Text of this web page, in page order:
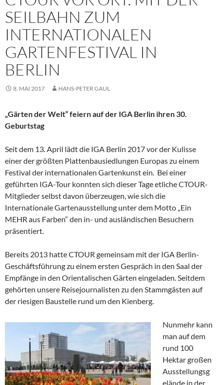
SEILBAHN ZUM
INTERNATIONALEN
GARTENFESTIVAL IN
BERLIN
8. MAI 2017 HANS-PETER GAUL
„Gärten der Welt“ feiern auf der IGA Berlin ihren 30.
Geburtstag
Seit dem 13. April lädt die IGA Berlin 2017 vor der Kulisse
einer der größten Plattenbausiedlungen Europas zu einem
Festival der internationalen Gartenkunst ein. Bei einer
geführten IGA-Tour konnten sich dieser Tage etliche CTOUR-
Mitglieder selbst davon überzeugen, wie sich die
Internationale Gartenausstellung unter dem Motto „Ein
MEHR aus Farben“ den in- und ausländischen Besuchern
präsentiert.
Bereits 2013 hatte CTOUR gemeinsam mit der IGA Berlin-
Geschäftsführung zu einem ersten Gespräch in den Saal der
Empfänge in den Orientalischen Gärten eingeladen. Seitdem
gehörten unsere Reisejournalisten zu den Stammgästen auf
der riesigen Baustelle rund um den Kienberg.
Nunmehr kann
man auf dem
rund 100
Hektar großen
Ausstellungsg
elände in der